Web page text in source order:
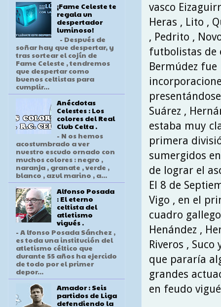
vasco
Heras , Lito ,
, Pedrito ,
futbolistas de
Bermúdez
Suárez ,
estaba muy
primera
sumergidos
de lograr el
El 8 de
Vigo , en el
cuadro
Henández ,
Riveros ,
que pararía
grandes
en feudo
¡Fame Celeste te
regala un
despertador
luminoso!
- Después de
soñar hay que despertar, y
tras sortear el cojín de
Fame Celeste , tendremos
que despertar como
buenos celtistas para
cumplir...
Anécdotas
Celestes : Los
colores del Real
Club Celta .
- N os hemos
acostumbrado a ver
nuestro escudo ornado con
muchos colores : negro ,
naranja , granate , verde ,
blanco , azul marino , a...
Alfonso Posada
: El eterno
celtista del
atletismo
vigués .
- A lfonso Posada Sánchez ,
es toda una institución del
atletismo céltico que
durante 55 años ha ejercido
de todo por el primer
depor...
Amador : Seis
partidos de Liga
defendiendo la